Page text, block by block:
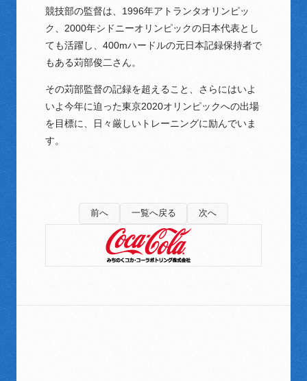
競技部の監督は、1996年アトランタオリンピッ
ク、2000年シドニーオリンピックの日本代表とし
ても活躍し、400mハードルの元日本記録保持者で
もある苅部俊二さん。
その苅部監督の記録を超えること、さらにはいよ
いよ今年に迫った東京2020オリンピックへの出場
を目標に、日々厳しいトレーニングに励んでいま
す。
前へ 一覧へ戻る 次へ